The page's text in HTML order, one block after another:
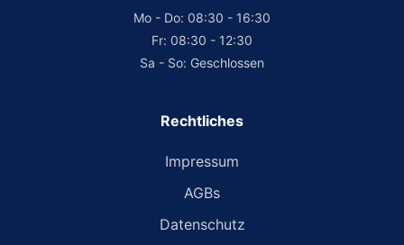
Mo - Do: 08:30 - 16:30
Fr: 08:30 - 12:30
Sa - So: Geschlossen
Rechtliches
Impressum
AGBs
Datenschutz